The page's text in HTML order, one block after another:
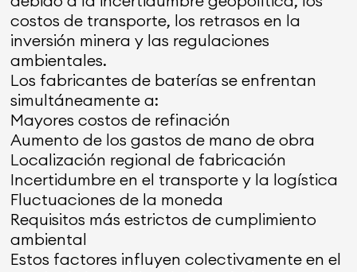
costos de transporte, los retrasos en la
inversión minera y las regulaciones
ambientales.
Los fabricantes de baterías se enfrentan
simultáneamente a:
Mayores costos de refinación
Aumento de los gastos de mano de obra
Localización regional de fabricación
Incertidumbre en el transporte y la logística
Fluctuaciones de la moneda
Requisitos más estrictos de cumplimiento
ambiental
Estos factores influyen colectivamente en el